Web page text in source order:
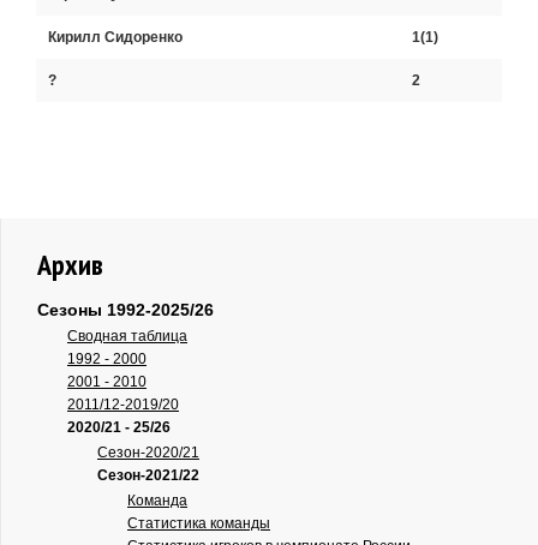
Кирилл Сидоренко 1(1)
? 2
Архив
Сезоны 1992-2025/26
Сводная таблица
1992 - 2000
2001 - 2010
2011/12-2019/20
2020/21 - 25/26
Сезон-2020/21
Сезон-2021/22
Команда
Статистика команды